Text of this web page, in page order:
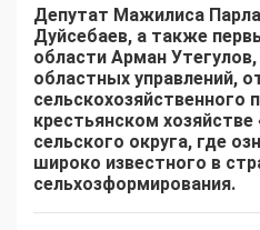
Депутат Мажилиса
Дуйсебаев, а также
области Арман
областных управлений,
сельскохозяйственного
крестьянском
сельского округа, где
широко известного в
сельхозформирования.